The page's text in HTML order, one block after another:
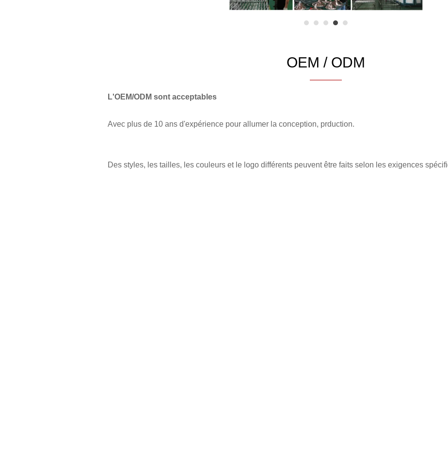
OEM / ODM
L'OEM/ODM sont acceptables
Avec plus de 10 ans d'expérience pour allumer la conception, prduction.
Des styles, les tailles, les couleurs et le logo différents peuvent être faits selon les exigences